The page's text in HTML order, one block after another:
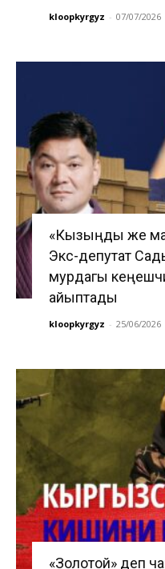
kloopkyrgyz - 07/07/2026
«Кызыңды же
Экс-депутат
мурдагы
айыптады
kloopkyrgyz - 25/06/2026
«Золотой» деп